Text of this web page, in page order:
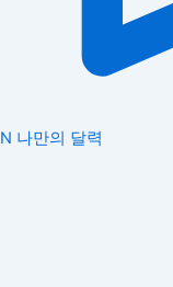
N 나만의 달력